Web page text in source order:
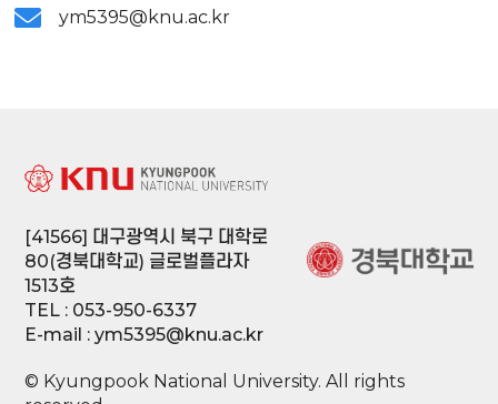
ym5395@knu.ac.kr
[41566] 대구광역시 북구 대학로
80(경북대학교) 글로벌플라자
1513호
TEL : 053-950-6337
E-mail : ym5395@knu.ac.kr
© Kyungpook National University. All rights